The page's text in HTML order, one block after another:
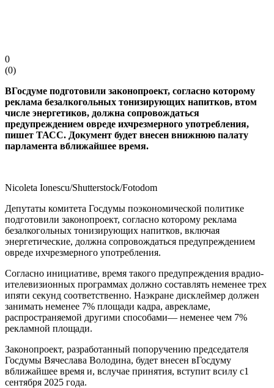
0
(0)
ВГосдуме подготовили законопроект, согласно которому
реклама безалкогольных тонизирующих напитков, втом
числе энергетиков, должна сопровождаться
предупреждением овреде ихчрезмерного употребления,
пишет ТАСС. Документ будет внесен внижнюю палату
парламента вближайшее время.
Nicoleta Ionescu/Shutterstock/Fotodom
Депутаты комитета Госдумы поэкономической политике
подготовили законопроект, согласно которому реклама
безалкогольных тонизирующих напитков, включая
энергетические, должна сопровождаться предупреждением
овреде ихчрезмерного употребления.
Согласно инициативе, время такого предупреждения врадио-
ителевизионных программах должно составлять неменее трех
ипяти секунд соответственно. Наэкране дисклеймер должен
занимать неменее 7% площади кадра, аврекламе,
распространяемой другими способами— неменее чем 7%
рекламной площади.
Законопроект, разработанный попоручению председателя
Госдумы Вячеслава Володина, будет внесен вГосдуму
вближайшее время и, вслучае принятия, вступит всилу с1
сентября 2025 года.